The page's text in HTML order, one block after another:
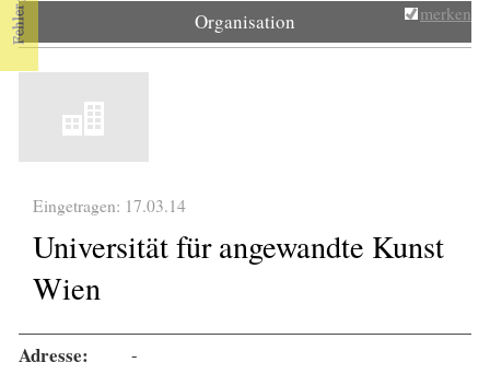
Organisation merken
Eingetragen: 17.03.14
Universität für angewandte Kunst
Wien
Adresse: -